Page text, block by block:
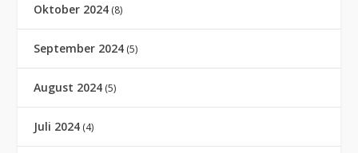
Oktober 2024 (8)
September 2024 (5)
August 2024 (5)
Juli 2024 (4)